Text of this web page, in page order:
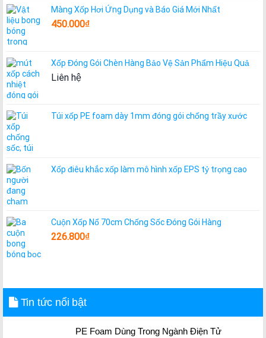
Màng Xốp Hơi Ứng Dụng và Báo Giá Mới Nhất
450.000₫
Xốp Đóng Gói Chèn Hàng Bảo Vệ Sản Phẩm Hiệu Quả
Liên hệ
Túi xốp PE foam dày 1mm đóng gói chống trầy xước
Xốp điêu khắc xốp làm mô hình xốp EPS tỷ trọng cao
Cuộn Xốp Nổ 70cm Chống Sốc Đóng Gói Hàng
226.800₫
Tin tức nổi bật
PE Foam Dùng Trong Ngành Điện Tử